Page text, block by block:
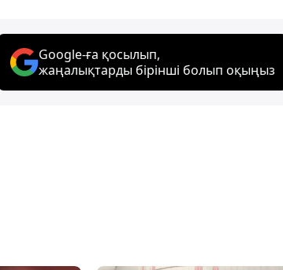
Google-ға қосылып,
жаңалықтарды бірінші болып оқыңыз